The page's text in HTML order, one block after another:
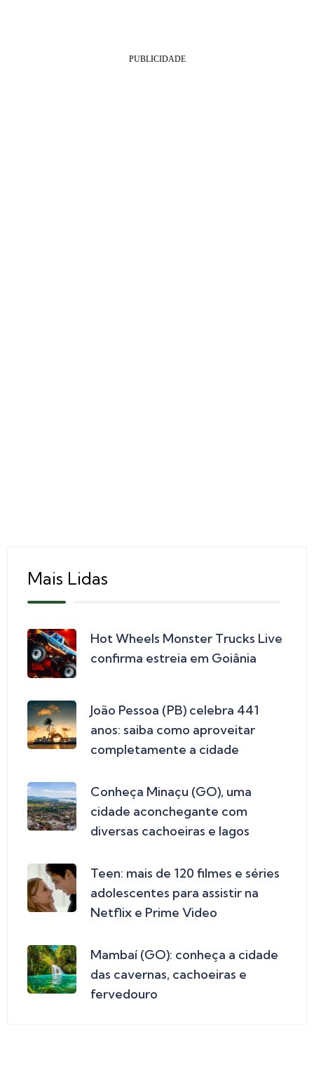
Mais Lidas
Hot Wheels Monster Trucks Live
confirma estreia em Goiânia
João Pessoa (PB) celebra 441
anos: saiba como aproveitar
completamente a cidade
Conheça Minaçu (GO), uma
cidade aconchegante com
diversas cachoeiras e lagos
Teen: mais de 120 filmes e séries
adolescentes para assistir na
Netflix e Prime Video
Mambaí (GO): conheça a cidade
das cavernas, cachoeiras e
fervedouro